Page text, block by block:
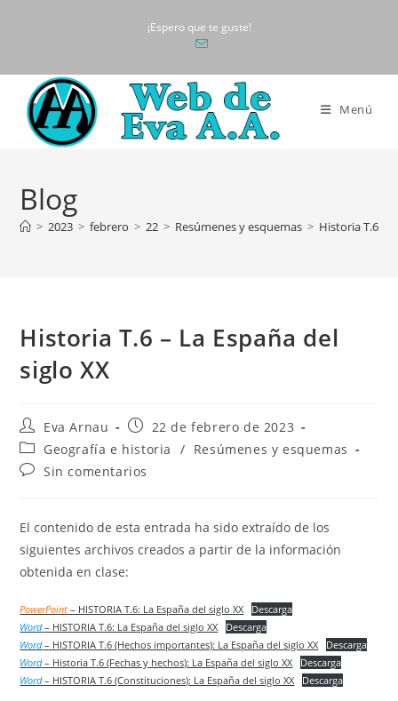
¡Espero que te guste!
Menú
Blog
> 2023 > febrero > 22 > Resúmenes y esquemas > Historia T.6 –
Historia T.6 – La España del
siglo XX
Autor
de
la
entrada:
Eva Arnau
Publicación
de
la
entrada:
22 de febrero de 2023
Categoría
de
la
Geografía e historia / Resúmenes y esquemas
Comentarios
entrada:
Sin comentarios
El contenido de esta entrada ha sido extraído de los
siguientes archivos creados a partir de la información
obtenida en clase:
PowerPoint – HISTORIA T.6: La España del siglo XX
Descarga
Word – HISTORIA T.6: La España del siglo XX
Descarga
Word – HISTORIA T.6 (Hechos importantes): La España del siglo XX
Descarga
Word – Historia T.6 (Fechas y hechos): La España del siglo XX
Descarga
Word – HISTORIA T.6 (Constituciones): La España del siglo XX Descarga